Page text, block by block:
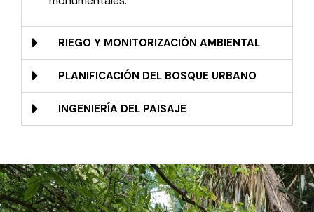
RIEGO Y MONITORIZACIÓN AMBIENTAL
PLANIFICACIÓN DEL BOSQUE URBANO
INGENIERÍA DEL PAISAJE